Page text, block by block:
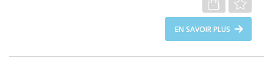
EN SAVOIR PLUS